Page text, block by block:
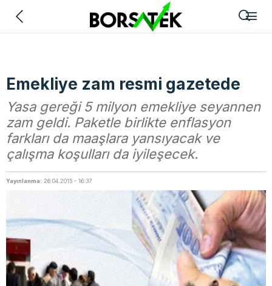
Emekliye zam resmi gazetede
Yasa gereği 5 milyon emekliye seyannen
zam geldi. Paketle birlikte enflasyon
farkları da maaşlara yansıyacak ve
çalışma koşulları da iyileşecek.
Yayınlanma: 26.04.2015 - 16:37